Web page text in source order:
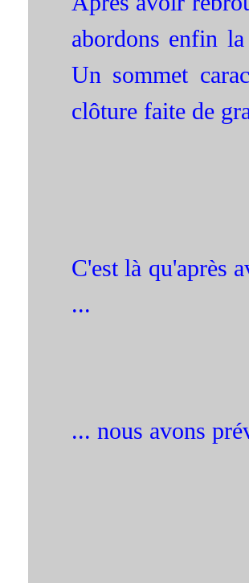
abordons enfin
Un sommet
clôture faite de
C'est là qu'après
...
... nous avons